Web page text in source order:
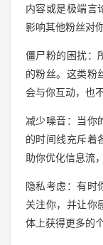
内容或是极端言
影响其他粉丝对
僵尸粉的困扰：
的粉丝。这类粉
会与你互动，也
减少噪音：当你
的时间线充斥着
助你优化信息流
隐私考虑：有时
关注你，并让你
体上获得更多的